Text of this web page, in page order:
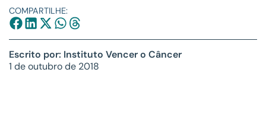
COMPARTILHE:
Escrito por: Instituto Vencer o Câncer
1 de outubro de 2018